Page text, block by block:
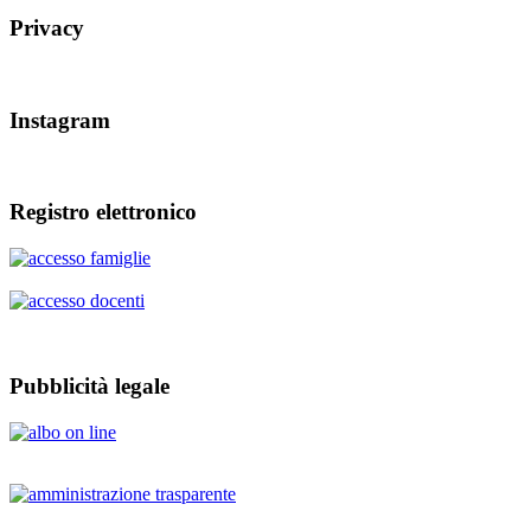
Privacy
Instagram
Registro elettronico
Pubblicità legale